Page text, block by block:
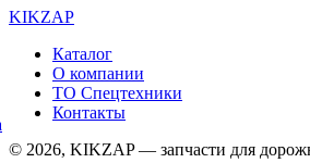
KIKZAP
Каталог
О компании
ТО Спецтехники
Контакты
© 2026, KIKZAP — запчасти для